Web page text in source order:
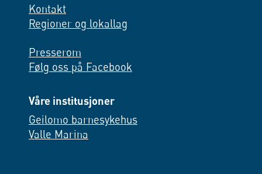
Kontakt
Regioner og lokallag
Presserom
Følg oss på Facebook
Våre institusjoner
Geilomo barnesykehus
Valle Marina